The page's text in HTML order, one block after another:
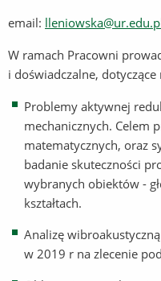
email: lleniowska
W ramach Pracowni
i doświadczalne,
Problemy aktywnej
mechanicznych. Celem
matematycznych, oraz
badanie skuteczności
wybranych obiektów -
kształtach.
Analizę
w 2019 r na zlecenie